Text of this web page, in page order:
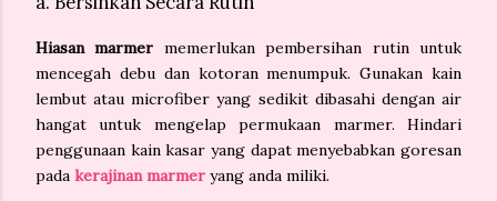
Hiasan marmer memerlukan pembersihan rutin untuk
mencegah debu dan kotoran menumpuk. Gunakan kain
lembut atau microfiber yang sedikit dibasahi dengan air
hangat untuk mengelap permukaan marmer. Hindari
penggunaan kain kasar yang dapat menyebabkan goresan
pada kerajinan marmer yang anda miliki.